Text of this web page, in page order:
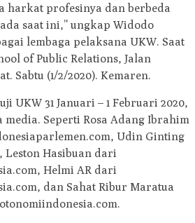
harkat profesinya dan berbeda
saat ini,” ungkap Widodo
lembaga pelaksana UKW. Saat
of Public Relations, Jalan
Sabtu (1/2/2020). Kemaren.
UKW 31 Januari – 1 Februari 2020,
media. Seperti Rosa Adang Ibrahim
Udin Ginting
Leston Hasibuan dari
Helmi AR dari
dan Sahat Ribur Maratua